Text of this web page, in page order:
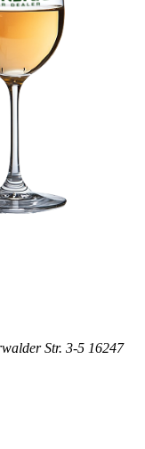
Str. 3-5 16247